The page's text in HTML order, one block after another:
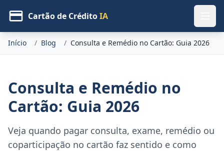
Cartão de CréditoIA
Início / Blog / Consulta e Remédio no Cartão: Guia 2026
Consulta e Remédio no
Cartão: Guia 2026
Veja quando pagar consulta, exame, remédio ou
coparticipação no cartão faz sentido e como